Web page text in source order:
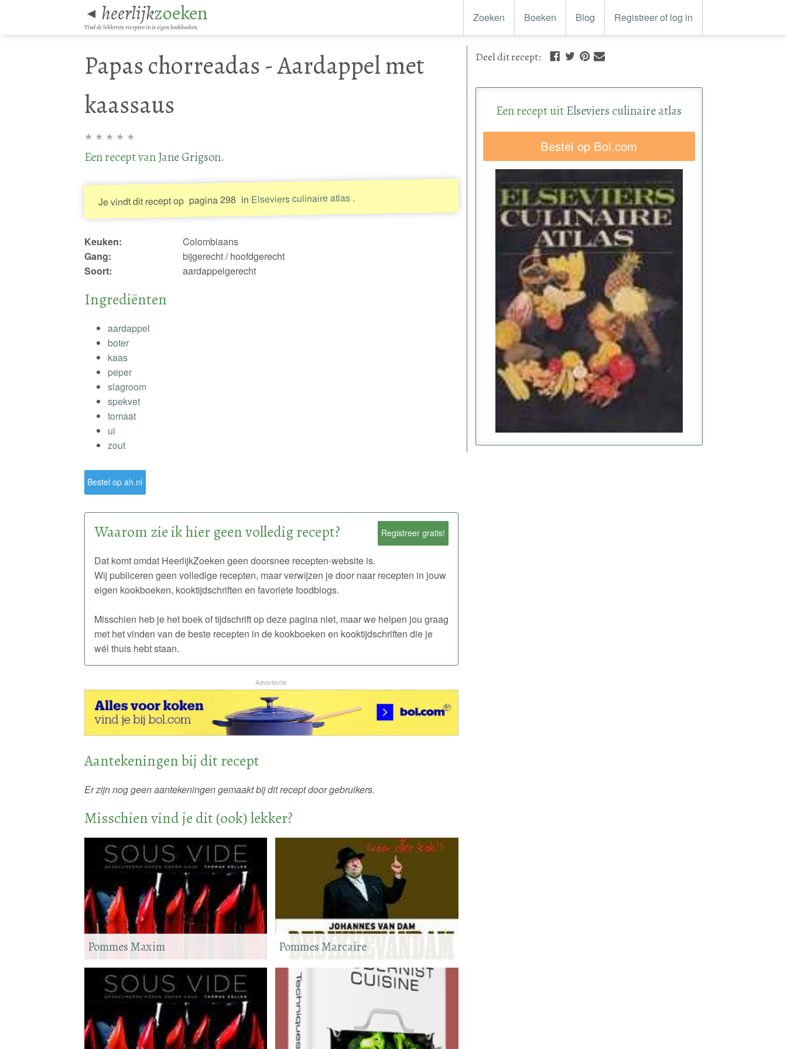
◄ heerlijkzoeken
Vind de lekkerste recepten in je eigen kookboeken.
Zoeken Boeken Blog Registreer of log in
Papas chorreadas - Aardappel met
kaassaus
★ ★ ★ ★ ★
Een recept vanJane Grigson.
Je vindt dit recept op pagina 298 in Elseviers culinaire atlas.
Keuken:
Colombiaans
Gang:
bijgerecht / hoofdgerecht
Soort:
aardappelgerecht
Ingrediënten
aardappel
boter
kaas
peper
slagroom
spekvet
tomaat
ui
zout
Bestel op ah.nl
Registreer gratis!
Waarom zie ik hier geen volledig recept?
Dat komt omdat HeerlijkZoeken geen doorsnee recepten-website is.
Wij publiceren geen volledige recepten, maar verwijzen je door naar recepten in jouw
eigen kookboeken, kooktijdschriften en favoriete foodblogs.
Misschien heb je het boek of tijdschrift op deze pagina niet, maar we helpen jou graag
met het vinden van de beste recepten in de kookboeken en kooktijdschriften die je
wél thuis hebt staan.
Advertentie
Aantekeningen bij dit recept
Er zijn nog geen aantekeningen gemaakt bij dit recept door gebruikers.
Misschien vind je dit (ook) lekker?
Pommes Marcaire
Pommes Maxim
Deeldit recept:
Een recept uitElseviers culinaire atlas
Bestel op Bol.com